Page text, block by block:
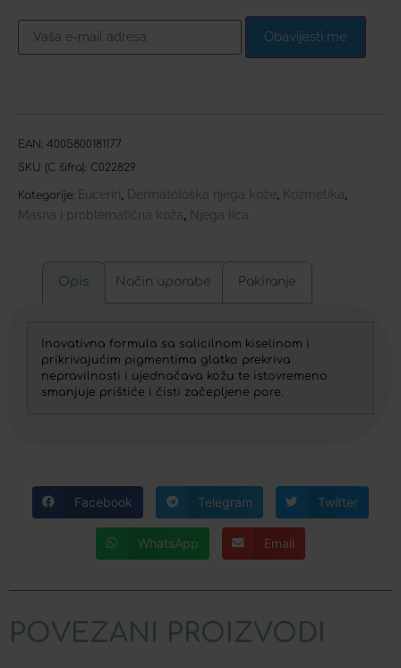
Obavijesti me
EAN: 4005800181177
SKU (C šifra): C022829
Kategorije: Eucerin, Dermatološka njega kože, Kozmetika,
Masna i problematična koža, Njega lica
Opis Način uporabe Pakiranje
Inovativna formula sa salicilnom kiselinom i
prikrivajućim pigmentima glatko prekriva
nepravilnosti i ujednačava kožu te istovremeno
smanjuje prištiće i čisti začepljene pore.
Facebook Telegram Twitter
WhatsApp Email
POVEZANI PROIZVODI